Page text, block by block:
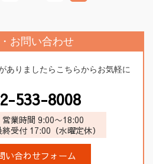
お問い合わせ
ありましたらこちらからお気軽に
533-8008
営業時間 9:00〜18:00
受付 17:00（水曜定休）
い合わせフォーム